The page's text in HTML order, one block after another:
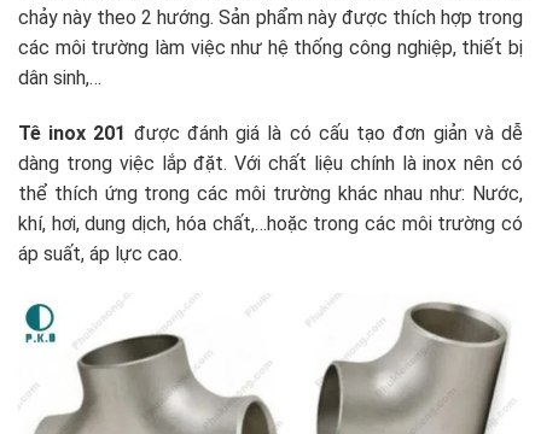
chảy này theo 2 hướng. Sản phẩm này được thích hợp trong
các môi trường làm việc như hệ thống công nghiệp, thiết bị
dân sinh,…
Tê inox 201 được đánh giá là có cấu tạo đơn giản và dễ
dàng trong việc lắp đặt. Với chất liệu chính là inox nên có
thể thích ứng trong các môi trường khác nhau như: Nước,
khí, hơi, dung dịch, hóa chất,…hoặc trong các môi trường có
áp suất, áp lực cao.